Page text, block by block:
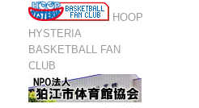
HOOP
HYSTERIA
BASKETBALL FAN
CLUB